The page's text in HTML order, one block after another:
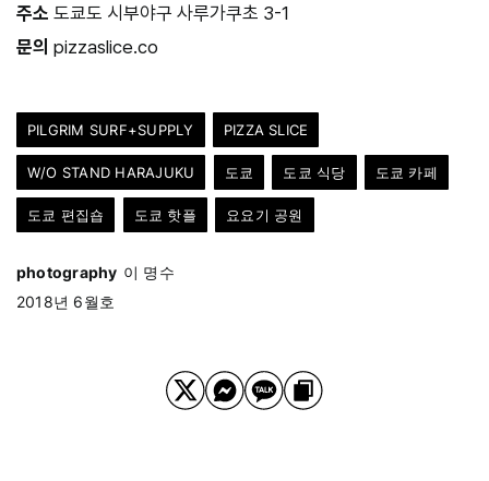
주소 도쿄도 시부야구 사루가쿠초 3-1
문의 pizzaslice.co
PILGRIM SURF+SUPPLY PIZZA SLICE
W/O STAND HARAJUKU 도쿄 도쿄 식당 도쿄 카페
도쿄 편집숍 도쿄 핫플 요요기 공원
photography 이 명수
2018년 6월호